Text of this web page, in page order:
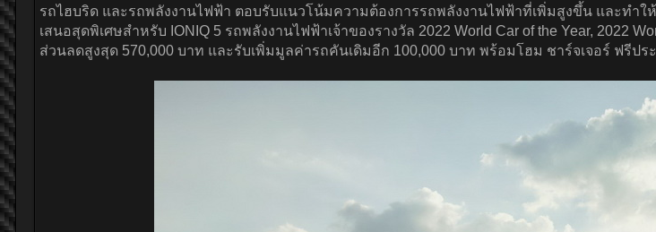
รถไฮบริด และรถพลังงานไฟฟ้า ตอบรับแนวโน้มความต้องการรถพลังงานไฟฟ้าที่เพิ่มสูงขึ้น และทำ
เสนอสุดพิเศษสำหรับ IONIQ 5 รถพลังงานไฟฟ้าเจ้าของรางวัล 2022 World Car of the Year, 2022
ส่วนลดสูงสุด 570,000 บาท และรับเพิ่มมูลค่ารถคันเดิมอีก 100,000 บาท พร้อมโฮม ชาร์จเจอร์ ฟรีป